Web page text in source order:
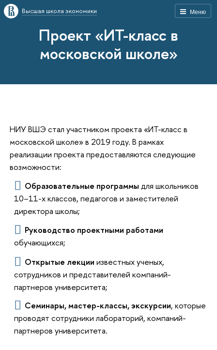
Меню
Высшая школа экономики
Проект «ИТ-класс в
московской школе»
НИУ ВШЭ стал участником проекта «ИТ-класс в
московской школе» в 2019 году. В рамках
реализации проекта предоставляются следующие
возможности:
Образовательные программы для школьников
10–11-х классов, педагогов и заместителей
директора школы;
Руководство проектными работами
обучающихся;
Открытые лекции известных ученых,
сотрудников и представителей компаний-
партнеров университета;
Семинары, мастер-классы, экскурсии, которые
проводят сотрудники лабораторий, компаний-
партнеров университета.